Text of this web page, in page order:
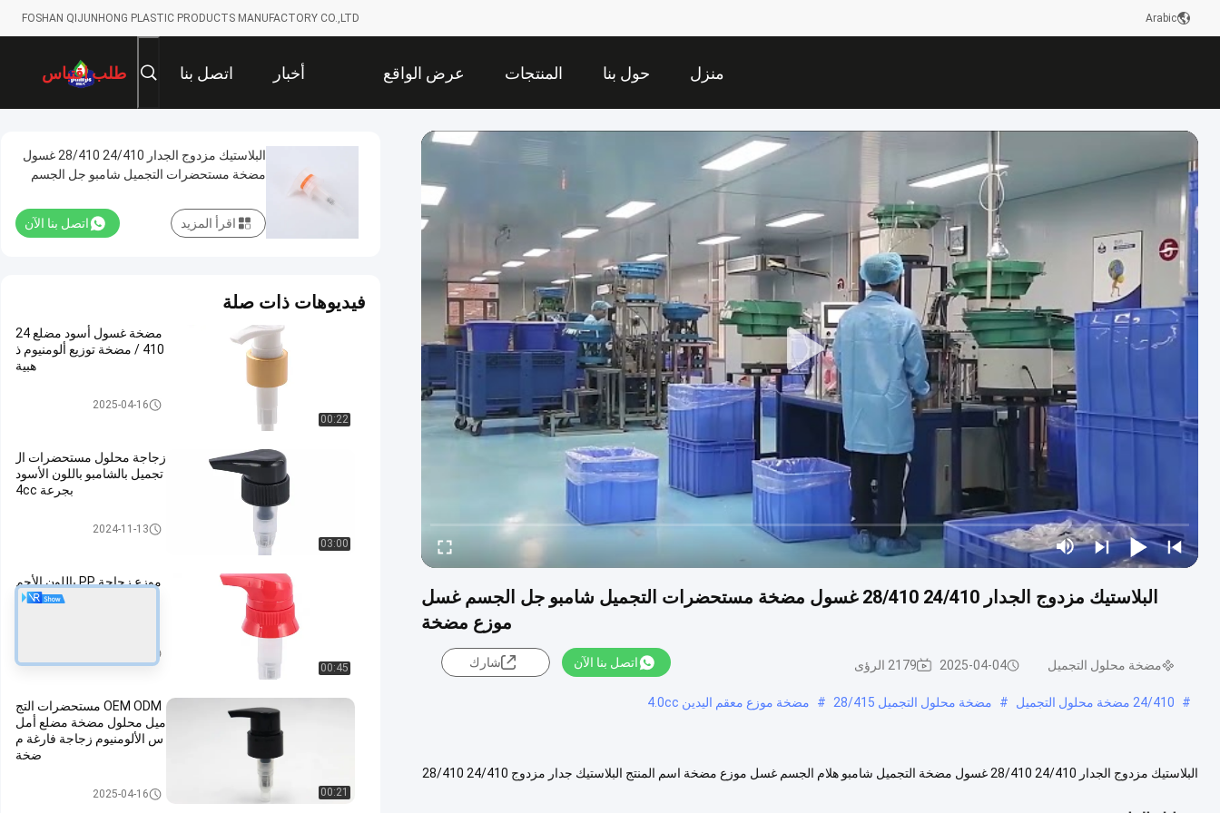
FOSHAN QIJUNHONG PLASTIC PRODUCTS MANUFACTORY CO.,LTD Arabic
منزل حول بنا المنتجات عرض الواقع
الافتراضي
أخبار اتصل بنا طلب اقتباس
البلاستيك مزدوج الجدار 24/410 28/410 غسول مضخة مستحضرات التجميل شامبو جل الجسم غسل
موزع مضخة
مضخة محلول التجميل 2025-04-04 2179 الرؤى اتصل بنا الآن شارك
# 24/410 مضخة محلول التجميل # مضخة محلول التجميل 28/415 # مضخة موزع معقم اليدين 4.0cc
البلاستيك مزدوج الجدار 24/410 28/410 غسول مضخة التجميل شامبو هلام الجسم غسل موزع مضخة اسم المنتج البلاستيك جدار مزدوج 24/410 28/410
البلاستيك مزدوج الجدار 24/410 28/410 غسول
مضخة مستحضرات التجميل شامبو جل الجسم
اتصل بنا الآن اقرأ المزيد
فيديوهات ذات صلة
00:22
مضخة غسول أسود مضلع 24
410 / مضخة توزيع ألومنيوم ذ
هبية
مضخة محلول التجميل2025-04-16
03:00
زجاجة محلول مستحضرات ال
تجميل بالشامبو باللون الأسود
بجرعة 4cc
مضخة محلول التجميل2024-11-13
00:45
موزع زجاجة PP باللون الأحم
ر لمنتجات العناية بالطفل سع
00:21
OEM ODM مستحضرات التج
ميل محلول مضخة مضلع أمل
س الألومنيوم زجاجة فارغة م
ضخة
مضخة محلول التجميل2025-04-16